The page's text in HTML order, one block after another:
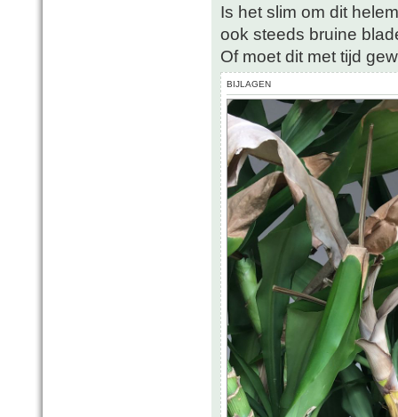
Is het slim om dit
ook steeds bruine
Of moet dit met tijd
BIJLAGEN